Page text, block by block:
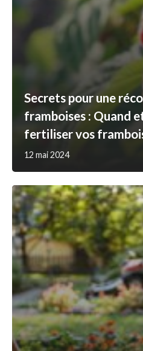
Secrets pour une
framboises : Quand
fertiliser vos
12 mai 2024